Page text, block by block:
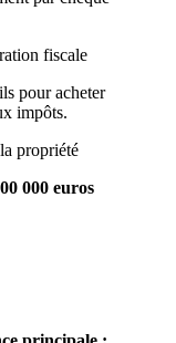
fiscale
pour acheter
impôts.
propriété
000 euros